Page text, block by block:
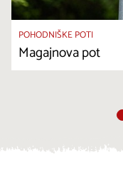
POHODNIŠKE POTI
Magajnova pot